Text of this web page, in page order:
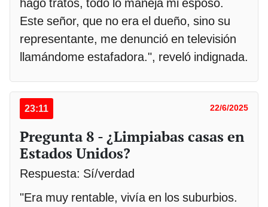
hago tratos, todo lo maneja mi esposo.
Este señor, que no era el dueño, sino su
representante, me denunció en televisión
llamándome estafadora.", reveló indignada.
23:11 22/6/2025
Pregunta 8 - ¿Limpiabas casas en
Estados Unidos?
Respuesta: Sí/verdad
"Era muy rentable, vivía en los suburbios.